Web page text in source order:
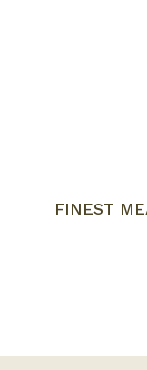
FINEST